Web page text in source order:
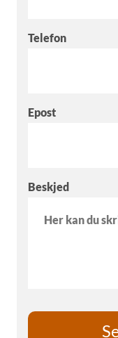
Telefon
Epost
Beskjed